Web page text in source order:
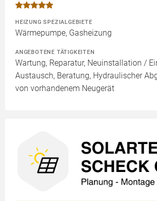
HEIZUNG SPEZIALGEBIETE
Wärmepumpe, Gasheizung
ANGEBOTENE TÄTIGKEITEN
Wartung, Reparatur, Neuinstallation /
Austausch, Beratung, Hydraulischer
von vorhandenem Neugerät